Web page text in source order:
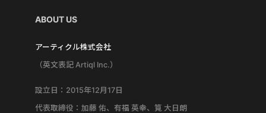
ABOUT US
アーティクル株式会社
（英文表記 Artiql Inc.）
設立日：2015年12月17日
代表取締役：加藤 佑、有福 英幸、筧 大日朗